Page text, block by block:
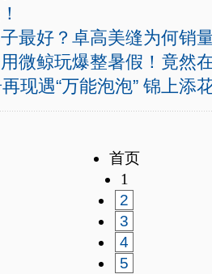
最好？卓高美缝为何销
微鲸玩爆整暑假！竟
现遇“万能泡泡” 锦上添
首页
1
2
3
4
5